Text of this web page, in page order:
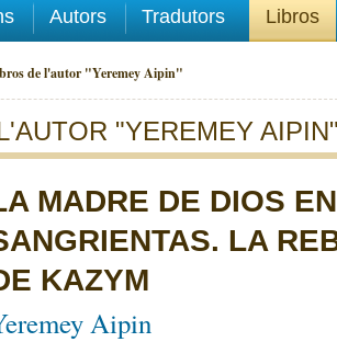
Autors Tradutors Libros
de l'autor "Yeremey Aipin"
"YEREMEY
MADRE DE DIOS
LA
KAZYM
Aipin